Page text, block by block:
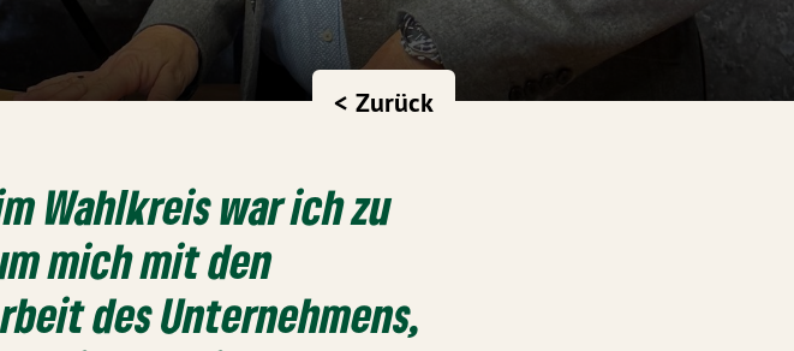
< Zurück
Wahlkreis war ich zu
mich mit den
des Unternehmens,